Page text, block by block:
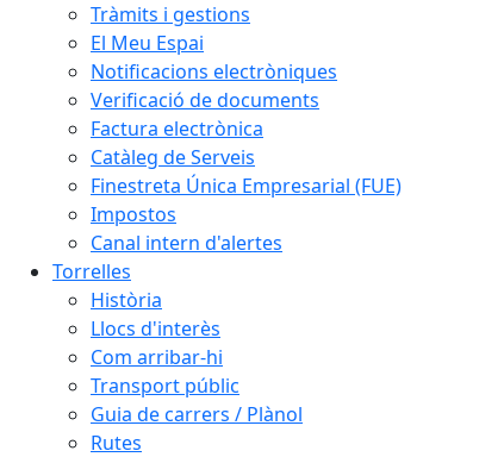
Tràmits i gestions
El Meu Espai
Notificacions electròniques
Verificació de documents
Factura electrònica
Catàleg de Serveis
Finestreta Única Empresarial (FUE)
Impostos
Canal intern d'alertes
Torrelles
Història
Llocs d'interès
Com arribar-hi
Transport públic
Guia de carrers / Plànol
Rutes